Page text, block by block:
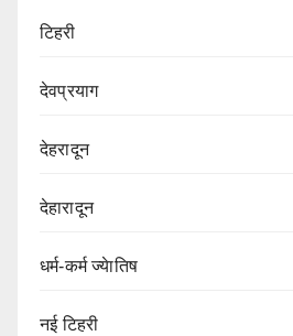
टिहरी
देवप्रयाग
देहरादून
देहारादून
धर्म-कर्म ज्येातिष
नई टिहरी